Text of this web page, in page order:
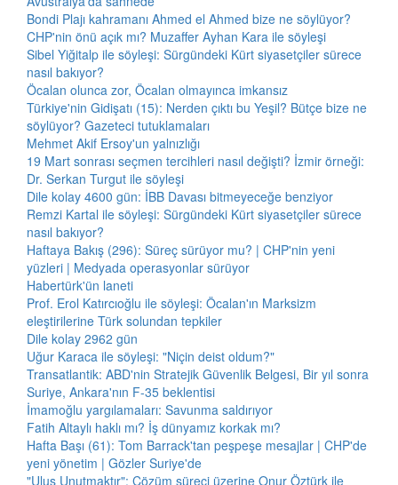
Bondi Plajı kahramanı Ahmed el Ahmed bize ne söylüyor?
CHP'nin önü açık mı? Muzaffer Ayhan Kara ile söyleşi
Sibel Yiğitalp ile söyleşi: Sürgündeki Kürt siyasetçiler sürece
nasıl bakıyor?
Öcalan olunca zor, Öcalan olmayınca imkansız
Türkiye'nin Gidişatı (15): Nerden çıktı bu Yeşil? Bütçe bize ne
söylüyor? Gazeteci tutuklamaları
Mehmet Akif Ersoy'un yalnızlığı
19 Mart sonrası seçmen tercihleri nasıl değişti? İzmir örneği:
Dr. Serkan Turgut ile söyleşi
Dile kolay 4600 gün: İBB Davası bitmeyeceğe benziyor
Remzi Kartal ile söyleşi: Sürgündeki Kürt siyasetçiler sürece
nasıl bakıyor?
Haftaya Bakış (296): Süreç sürüyor mu? | CHP'nin yeni
yüzleri | Medyada operasyonlar sürüyor
Habertürk'ün laneti
Prof. Erol Katırcıoğlu ile söyleşi: Öcalan'ın Marksizm
eleştirilerine Türk solundan tepkiler
Dile kolay 2962 gün
Uğur Karaca ile söyleşi: "Niçin deist oldum?"
Transatlantik: ABD'nin Stratejik Güvenlik Belgesi, Bir yıl sonra
Suriye, Ankara'nın F-35 beklentisi
İmamoğlu yargılamaları: Savunma saldırıyor
Fatih Altaylı haklı mı? İş dünyamız korkak mı?
Hafta Başı (61): Tom Barrack'tan peşpeşe mesajlar | CHP'de
yeni yönetim | Gözler Suriye'de
"Ulus Unutmaktır": Çözüm süreci üzerine Onur Öztürk ile